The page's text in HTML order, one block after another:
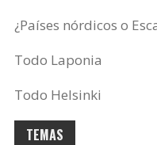
¿Países nórdicos o
Todo Laponia
Todo Helsinki
TEMAS